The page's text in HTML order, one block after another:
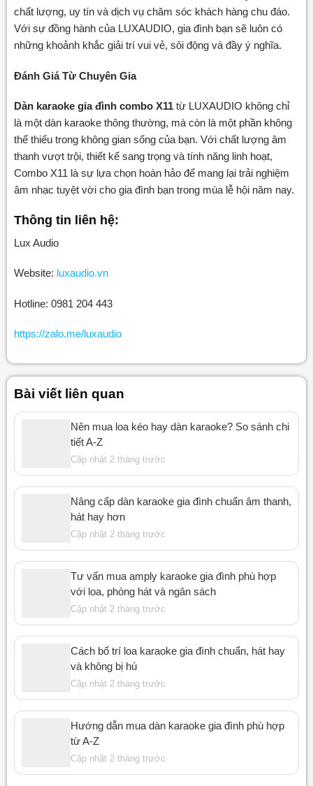
chất lượng, uy tín và dịch vụ chăm sóc khách hàng chu đáo.
Với sự đồng hành của LUXAUDIO, gia đình bạn sẽ luôn có
những khoảnh khắc giải trí vui vẻ, sôi động và đầy ý nghĩa.
Đánh Giá Từ Chuyên Gia
Dàn karaoke gia đình combo X11từ LUXAUDIO không chỉ
là một dàn karaoke thông thường, mà còn là một phần không
thể thiếu trong không gian sống của bạn. Với chất lượng âm
thanh vượt trội, thiết kế sang trọng và tính năng linh hoạt,
Combo X11 là sự lựa chọn hoàn hảo để mang lại trải nghiệm
âm nhạc tuyệt vời cho gia đình bạn trong mùa lễ hội năm nay.
Thông tin liên hệ:
Lux Audio
Website: luxaudio.vn
Hotline: 0981 204 443
https://zalo.me/luxaudio
Bài viết liên quan
Nên mua loa kéo hay dàn karaoke? So sánh chi
tiết A-Z
Cập nhật 2 tháng trước
Nâng cấp dàn karaoke gia đình chuẩn âm thanh,
hát hay hơn
Cập nhật 2 tháng trước
Tư vấn mua amply karaoke gia đình phù hợp
với loa, phòng hát và ngân sách
Cập nhật 2 tháng trước
Cách bố trí loa karaoke gia đình chuẩn, hát hay
và không bị hú
Cập nhật 2 tháng trước
Hướng dẫn mua dàn karaoke gia đình phù hợp
từ A-Z
Cập nhật 2 tháng trước